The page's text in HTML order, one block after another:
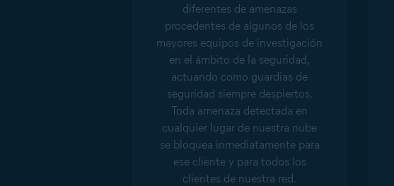
diferentes de amenazas
procedentes de algunos de los
mayores equipos de investigación
en el ámbito de la seguridad,
actuando como guardias de
seguridad siempre despiertos.
Toda amenaza detectada en
cualquier lugar de nuestra nube
se bloquea inmediatamente para
ese cliente y para todos los
clientes de nuestra red.